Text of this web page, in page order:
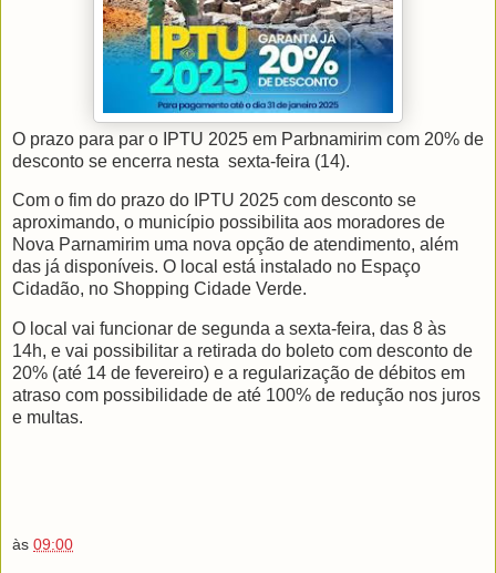
O prazo para par o IPTU 2025 em Parbnamirim com 20% de
desconto se encerra nesta sexta-feira (14).
Com o fim do prazo do IPTU 2025 com desconto se
aproximando, o município possibilita aos moradores de
Nova Parnamirim uma nova opção de atendimento, além
das já disponíveis. O local está instalado no Espaço
Cidadão, no Shopping Cidade Verde.
O local vai funcionar de segunda a sexta-feira, das 8 às
14h, e vai possibilitar a retirada do boleto com desconto de
20% (até 14 de fevereiro) e a regularização de débitos em
atraso com possibilidade de até 100% de redução nos juros
e multas.
às 09:00